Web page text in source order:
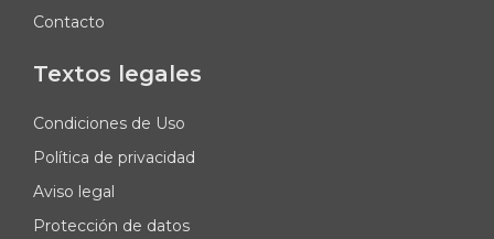
Contacto
Textos legales
Condiciones de Uso
Política de privacidad
Aviso legal
Protección de datos